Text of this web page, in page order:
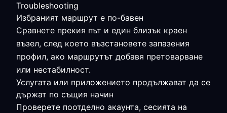
Troubleshooting
Избраният маршрут е по-бавен
Сравнете прекия път и един близък краен
възел, след което възстановете запазения
профил, ако маршрутът добавя претоварване
или нестабилност.
Услугата или приложението продължават да се
държат по същия начин
Проверете поотделно акаунта, сесията на